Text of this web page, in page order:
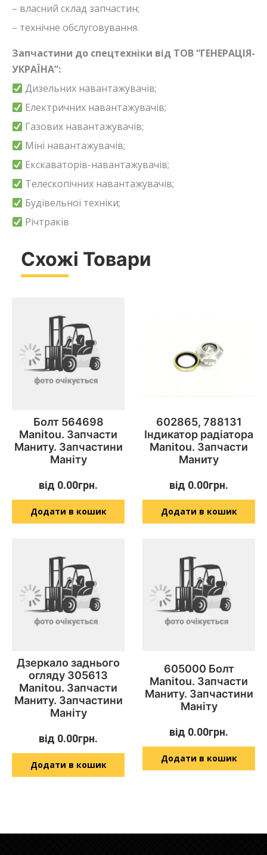
– власний склад запчастин;
– технічне обслуговування.
Запчастини до спецтехніки від ТОВ “ГЕНЕРАЦІЯ-
УКРАЇНА”:
Дизельних навантажувачів;
Електричних навантажувачів;
Газових навантажувачів;
Міні навантажувачів;
Екскаваторів-навантажувачів;
Телескопічних навантажувачів;
Будівельної техніки;
Річтраків
Схожі Товари
Болт 564698
Manitou. Запчасти
Маниту. Запчастини
Маніту
від 0.00грн.
Додати в кошик
602865, 788131
Індикатор радіатора
Manitou. Запчасти
Маниту
від 0.00грн.
Додати в кошик
Дзеркало заднього
огляду 305613
Manitou. Запчасти
Маниту. Запчастини
Маніту
від 0.00грн.
Додати в кошик
605000 Болт
Manitou. Запчасти
Маниту. Запчастини
Маніту
від 0.00грн.
Додати в кошик